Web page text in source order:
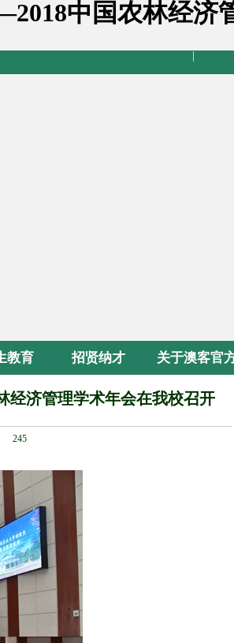
中国农林经济
教育 招贤纳才 关于澳客官
网站
经济管理学术年会在我校召开
245